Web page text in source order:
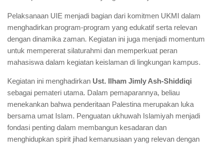
Pelaksanaan UIE menjadi bagian dari komitmen UKMI dalam
menghadirkan program-program yang edukatif serta relevan
dengan dinamika zaman. Kegiatan ini juga menjadi momentum
untuk mempererat silaturahmi dan memperkuat peran
mahasiswa dalam kegiatan keislaman di lingkungan kampus.
Kegiatan ini menghadirkan Ust. Ilham Jimly Ash-Shiddiqi
sebagai pemateri utama. Dalam pemaparannya, beliau
menekankan bahwa penderitaan Palestina merupakan luka
bersama umat Islam. Penguatan ukhuwah Islamiyah menjadi
fondasi penting dalam membangun kesadaran dan
menghidupkan spirit jihad kemanusiaan yang relevan dengan